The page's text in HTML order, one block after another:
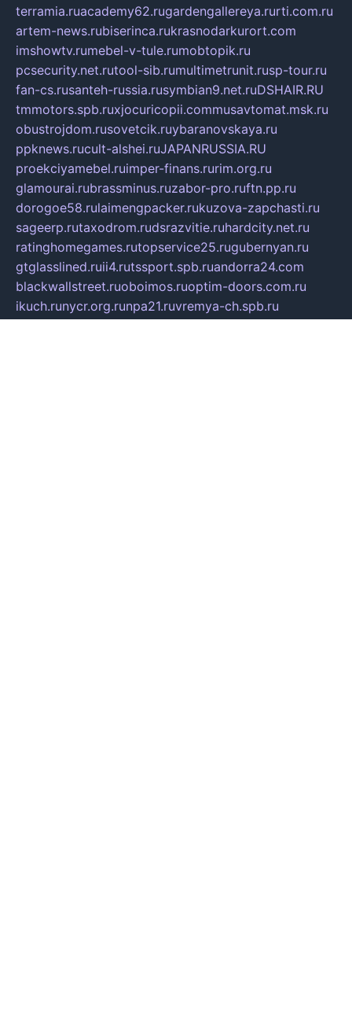
terramia.ruacademy62.rugardengallereya.rurti.com.ru
artem-news.rubiserinca.rukrasnodarkurort.com
imshowtv.rumebel-v-tule.rumobtopik.ru
pcsecurity.net.rutool-sib.rumultimetrunit.rusp-tour.ru
fan-cs.rusanteh-russia.rusymbian9.net.ruDSHAIR.RU
tmmotors.spb.ruxjocuricopii.commusavtomat.msk.ru
obustrojdom.rusovetcik.ruybaranovskaya.ru
ppknews.rucult-alshei.ruJAPANRUSSIA.RU
proekciyamebel.ruimper-finans.rurim.org.ru
glamourai.rubrassminus.ruzabor-pro.ruftn.pp.ru
dorogoe58.rulaimengpacker.rukuzova-zapchasti.ru
sageerp.rutaxodrom.rudsrazvitie.ruhardcity.net.ru
ratinghomegames.rutopservice25.rugubernyan.ru
gtglasslined.ruii4.rutssport.spb.ruandorra24.com
blackwallstreet.ruoboimos.ruoptim-doors.com.ru
ikuch.runycr.org.runpa21.ruvremya-ch.spb.ru